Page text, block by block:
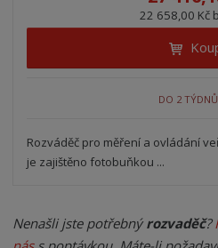
22 658,00 Kč
DO 2 TÝDNŮ
Rozváděč pro měření a ovládání
je zajištěno fotobuňkou ...
Nenašli jste potřebný rozvaděč?